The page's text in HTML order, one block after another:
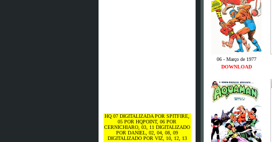
HQ 07 DIGITALIZADA POR SPITFIRE,
05 POR HQPOINT, 06 POR
CERNICHIARO, 03, 11 DIGITALIZADO
POR DANIEL, 02, 04, 08, 09
DIGITALIZADO POR VIZ, 10, 12, 13
06 - Março de 1977
DOWNLOAD